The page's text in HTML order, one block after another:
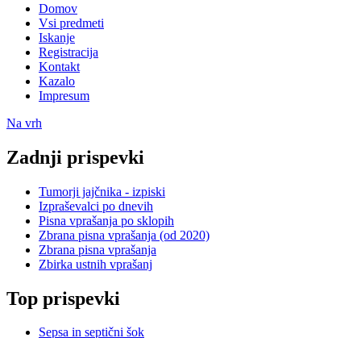
Domov
Vsi predmeti
Iskanje
Registracija
Kontakt
Kazalo
Impresum
Na vrh
Zadnji prispevki
Tumorji jajčnika - izpiski
Izpraševalci po dnevih
Pisna vprašanja po sklopih
Zbrana pisna vprašanja (od 2020)
Zbrana pisna vprašanja
Zbirka ustnih vprašanj
Top prispevki
Sepsa in septični šok